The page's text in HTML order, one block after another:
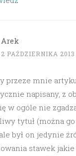
Arek
2 PAŹDZIERNIKA 2013
przeze mnie
napisany, z
w ogóle nie
tytuł (można
był on jedynie
stawek jakie